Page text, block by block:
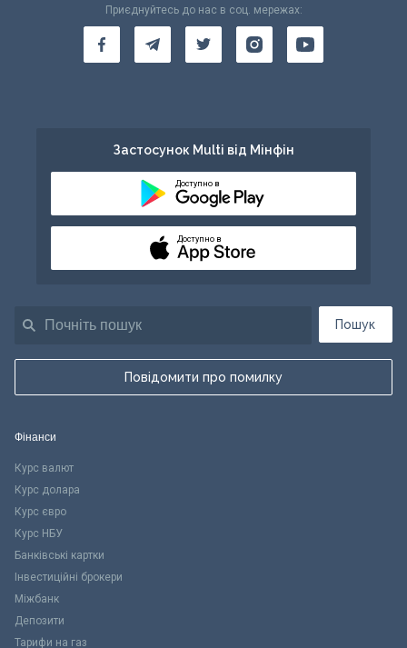
Пошук
Повідомити про помилку
Приєднуйтесь до нас в соц. мережах:
Застосунок Multi від Мінфін
Доступно в
Доступно в
Фінанси
Курс валют
Курс долара
Курс євро
Курс НБУ
Банківські картки
Інвестиційні брокери
Міжбанк
Депозити
Тарифи на газ